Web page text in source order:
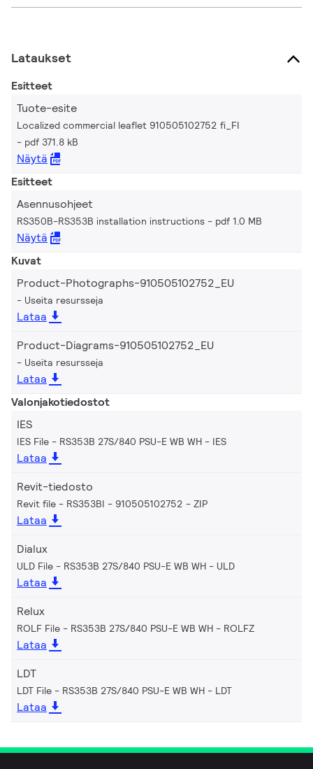
Lataukset
Esitteet
Tuote-esite
Localized commercial leaflet 910505102752 fi_FI
pdf 371.8 kB
Näytä
Esitteet
Asennusohjeet
RS350B-RS353B installation instructions pdf 1.0 MB
Näytä
Kuvat
Product-Photographs-910505102752_EU
Useita resursseja
Lataa
Product-Diagrams-910505102752_EU
Useita resursseja
Lataa
Valonjakotiedostot
IES
IES File - RS353B 27S/840 PSU-E WB WH IES
Lataa
Revit-tiedosto
Revit file - RS353BI - 910505102752 ZIP
Lataa
Dialux
ULD File - RS353B 27S/840 PSU-E WB WH ULD
Lataa
Relux
ROLF File - RS353B 27S/840 PSU-E WB WH ROLFZ
Lataa
LDT
LDT File - RS353B 27S/840 PSU-E WB WH LDT
Lataa